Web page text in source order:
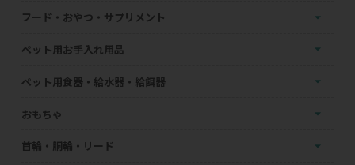
フード・おやつ・サプリメント
ペット用お手入れ用品
ペット用食器・給水器・給餌器
おもちゃ
首輪・胴輪・リード